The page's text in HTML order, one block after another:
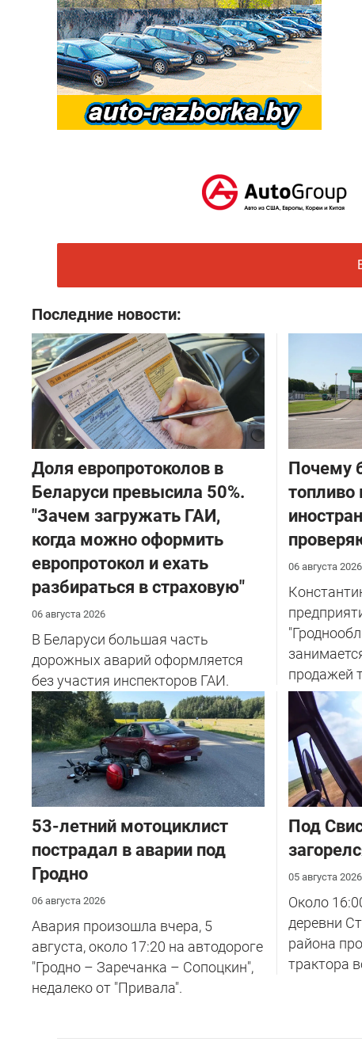
Последние новости:
Доля европротоколов в
Беларуси превысила 50%.
"Зачем загружать ГАИ,
когда можно оформить
европротокол и ехать
разбираться в страховую"
06 августа 2026
В Беларуси большая часть
дорожных аварий оформляется
без участия инспекторов ГАИ.
Почему
топливо
06 августа 2026
продажей
53-летний мотоциклист
пострадал в аварии под
Гродно
06 августа 2026
Авария произошла вчера, 5
августа, около 17:20 на автодороге
"Гродно – Заречанка – Сопоцкин",
недалеко от "Привала".
Под
05 августа 2026
Около
деревни
района
трактора